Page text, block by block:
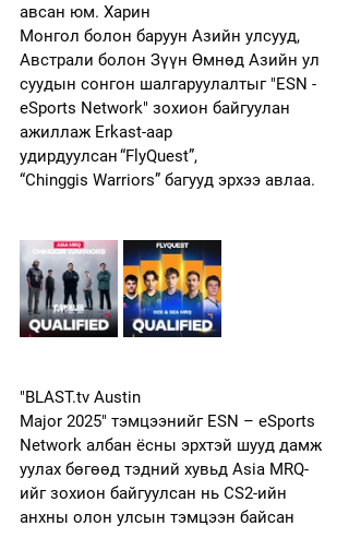
авсан юм. Харин
Монгол болон баруун Азийн улсууд,
Австрали болон Зүүн Өмнөд Азийн ул
суудын сонгон шалгаруулалтыг "ESN -
eSports Network" зохион байгуулан
ажиллаж Erkast-аар
удирдуулсан “FlyQuest”,
“Chinggis Warriors” багууд эрхээ авлаа.
"BLAST.tv Austin
Major 2025" тэмцээнийг ESN – eSports
Network албан ёсны эрхтэй шууд дамж
уулах бөгөөд тэдний хувьд Asia MRQ-
ийг зохион байгуулсан нь CS2-ийн
анхны олон улсын тэмцээн байсан